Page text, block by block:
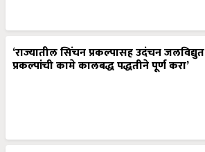
‘राज्यातील सिंचन प्रकल्पासह उदंचन जलविद्युत
प्रकल्पांची कामे कालबद्ध पद्धतीने पूर्ण करा’